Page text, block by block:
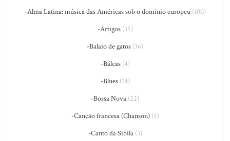
-Alma Latina: música das Américas sob o domínio europeu(100)
-Artigos(35)
-Balaio de gatos (36)
-Bálcãs(4)
-Blues(14)
-Bossa Nova (22)
-Canção francesa (Chanson)(5)
-Canto da Sibila(3)